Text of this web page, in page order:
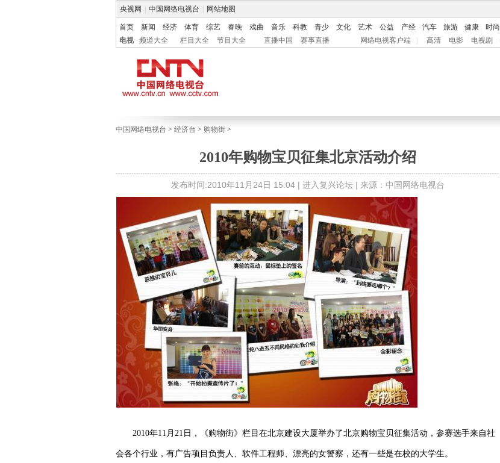
央视网 中国网络电视台 网站地图
首页 新闻 经济 体育 综艺 春晚 戏曲 音乐 科教 青少 文化 艺术 公益 产经 汽车 旅游 健康 时尚
电视
频道大全 栏目大全 节目大全 直播中国 赛事直播 网络电视客户端 高清 电影 电视剧
中国网络电视台 > 经济台 > 购物街 >
2010年购物宝贝征集北京活动介绍
发布时间:2010年11月24日 15:04 | 进入复兴论坛| 来源：中国网络电视台
2010年11 月 21 日 ，《购物街》栏目在北京建设大厦举办了北京购物宝贝征集活动，参赛选手来自社
会各个行业，有广告项目负责人、软件工程师、漂亮的女警察，还有一些是在校的大学生。